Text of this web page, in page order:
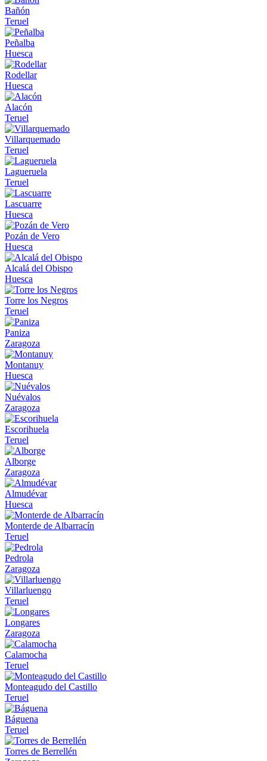
Bañón
Teruel
Peñalba
Huesca
Rodellar
Huesca
Alacón
Teruel
Villarquemado
Teruel
Lagueruela
Teruel
Lascuarre
Huesca
Pozán de Vero
Huesca
Alcalá del Obispo
Huesca
Torre los Negros
Teruel
Paniza
Zaragoza
Montanuy
Huesca
Nuévalos
Zaragoza
Escorihuela
Teruel
Alborge
Zaragoza
Almudévar
Huesca
Monterde de Albarracín
Teruel
Pedrola
Zaragoza
Villarluengo
Teruel
Longares
Zaragoza
Calamocha
Teruel
Monteagudo del Castillo
Teruel
Báguena
Teruel
Torres de Berrellén